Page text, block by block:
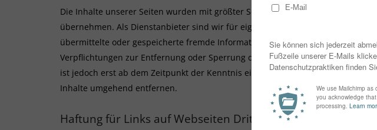
Die Inhalte unserer Seiten wurden mit größter Sorgfalt erstellt. Für die
übernehmen. Als Dienstanbieter sind wir für eigene Inhalte auf diesen Seiten
übermittelte oder gespeicherte fremde Informationen zu überwachen oder
Verpflichtungen zur Entfernung oder Sperrung der Nutzung von
ist jedoch erst ab dem Zeitpunkt der Kenntnis einer konkreten
Inhalte umgehend entfernen.
Haftung für Links auf Webseiten Dritter